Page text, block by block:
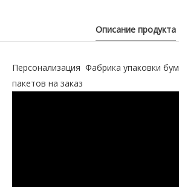
Описание продукта
Персонализация Фабрика упаковки
пакетов на заказ